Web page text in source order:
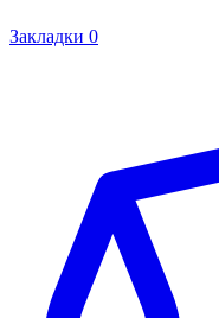
Закладки 0